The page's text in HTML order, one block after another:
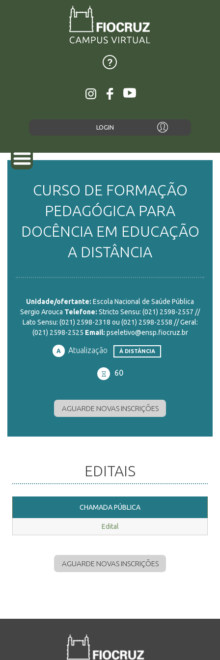
LOGIN
PLATAFORMAS
DOCUMENTOS
INSCRIÇÃO E SELEÇÃO
CURSO DE FORMAÇÃO
PEDAGÓGICA PARA
DOCÊNCIA EM EDUCAÇÃO
A DISTÂNCIA
Unidade/ofertante: Escola Nacional de Saúde Pública
Sergio Arouca Telefone: Stricto Sensu: (021) 2598-2557 //
Lato Sensu: (021) 2598-2318 ou (021) 2598-2558 // Geral:
(021) 2598-2525 Email: pseletivo@ensp.fiocruz.br
A Atualização À DISTÂNCIA
60
AGUARDE NOVAS INSCRIÇÕES
EDITAIS
CHAMADA PÚBLICA
Edital
AGUARDE NOVAS INSCRIÇÕES